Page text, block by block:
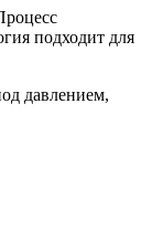
подходит для
давлением,